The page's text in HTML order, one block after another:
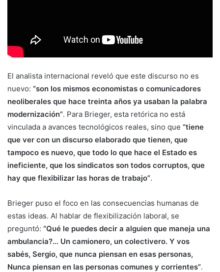
El analista internacional reveló que este discurso no es
nuevo: “son los mismos economistas o comunicadores
neoliberales que hace treinta años ya usaban la palabra
modernización”. Para Brieger, esta retórica no está
vinculada a avances tecnológicos reales, sino que “tiene
que ver con un discurso elaborado que tienen, que
tampoco es nuevo, que todo lo que hace el Estado es
ineficiente, que los sindicatos son todos corruptos, que
hay que flexibilizar las horas de trabajo”.
Brieger puso el foco en las consecuencias humanas de
estas ideas. Al hablar de flexibilización laboral, se
preguntó: “Qué le puedes decir a alguien que maneja una
ambulancia?… Un camionero, un colectivero. Y vos
sabés, Sergio, que nunca piensan en esas personas,
Nunca piensan en las personas comunes y corrientes”.